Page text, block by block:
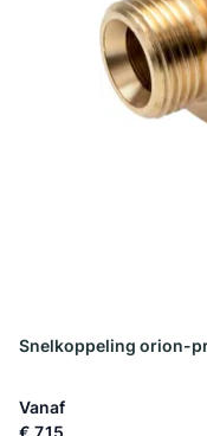
Snelkoppeling orion-
Vanaf
€ 7,15